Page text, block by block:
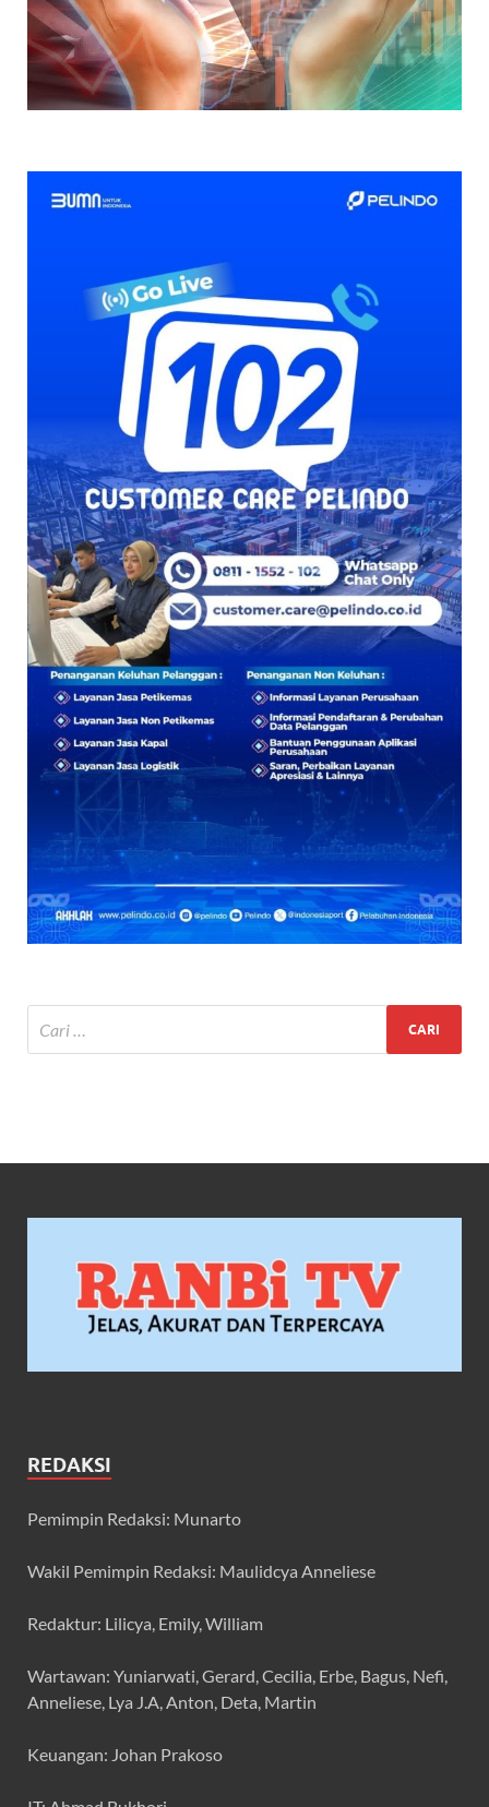
REDAKSI
Pemimpin Redaksi: Munarto
Wakil Pemimpin Redaksi: Maulidcya Anneliese
Redaktur: Lilicya, Emily, William
Wartawan: Yuniarwati, Gerard, Cecilia, Erbe, Bagus, Nefi,
Anneliese, Lya J.A, Anton, Deta, Martin
Keuangan: Johan Prakoso